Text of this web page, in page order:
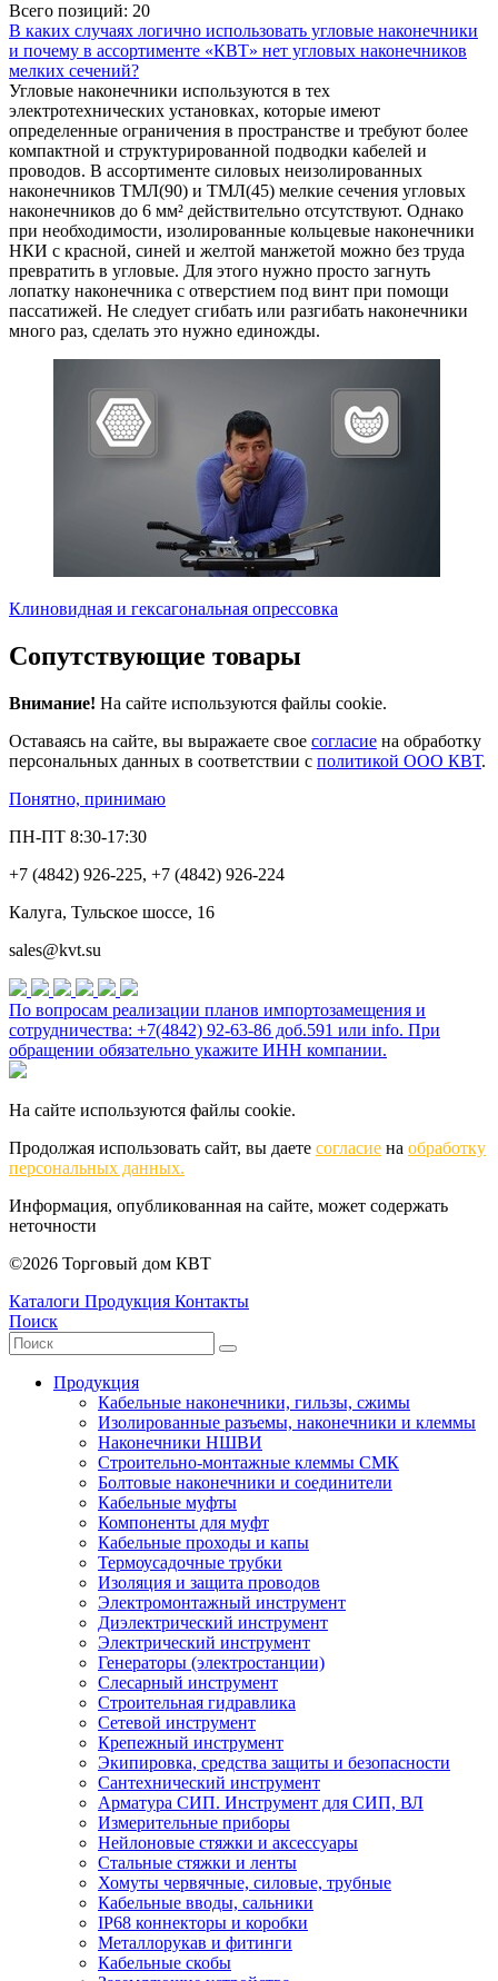
Всего позиций: 20
В каких случаях логично использовать угловые наконечники
и почему в ассортименте «КВТ» нет угловых наконечников
мелких сечений?
Угловые наконечники используются в тех
электротехнических установках, которые имеют
определенные ограничения в пространстве и требуют более
компактной и структурированной подводки кабелей и
проводов. В ассортименте силовых неизолированных
наконечников ТМЛ(90) и ТМЛ(45) мелкие сечения угловых
наконечников до 6 мм² действительно отсутствуют. Однако
при необходимости, изолированные кольцевые наконечники
НКИ с красной, синей и желтой манжетой можно без труда
превратить в угловые. Для этого нужно просто загнуть
лопатку наконечника с отверстием под винт при помощи
пассатижей. Не следует сгибать или разгибать наконечники
много раз, сделать это нужно единожды.
Клиновидная и гексагональная опрессовка
Сопутствующие товары
Внимание! На сайте используются файлы cookie.
Оставаясь на сайте, вы выражаете свое согласие на обработку
персональных данных в соответствии с политикой ООО КВТ.
Понятно, принимаю
ПН-ПТ 8:30-17:30
+7 (4842) 926-225, +7 (4842) 926-224
Калуга, Тульское шоссе, 16
sales@kvt.su
По вопросам реализации планов импортозамещения и
сотрудничества: +7(4842) 92-63-86 доб.591 или info. При
обращении обязательно укажите ИНН компании.
На сайте используются файлы cookie.
Продолжая использовать сайт, вы даете согласие на обработку
персональных данных.
Информация, опубликованная на сайте, может содержать
неточности
©2026 Торговый дом КВТ
Каталоги Продукция Контакты
Поиск
Продукция
Кабельные наконечники, гильзы, сжимы
Изолированные разъемы, наконечники и клеммы
Наконечники НШВИ
Строительно-монтажные клеммы СМК
Болтовые наконечники и соединители
Кабельные муфты
Компоненты для муфт
Кабельные проходы и капы
Термоусадочные трубки
Изоляция и защита проводов
Электромонтажный инструмент
Диэлектрический инструмент
Электрический инструмент
Генераторы (электростанции)
Слесарный инструмент
Строительная гидравлика
Сетевой инструмент
Крепежный инструмент
Экипировка, средства защиты и безопасности
Сантехнический инструмент
Арматура СИП. Инструмент для СИП, ВЛ
Измерительные приборы
Нейлоновые стяжки и аксессуары
Стальные стяжки и ленты
Хомуты червячные, силовые, трубные
Кабельные вводы, сальники
IP68 коннекторы и коробки
Металлорукав и фитинги
Кабельные скобы